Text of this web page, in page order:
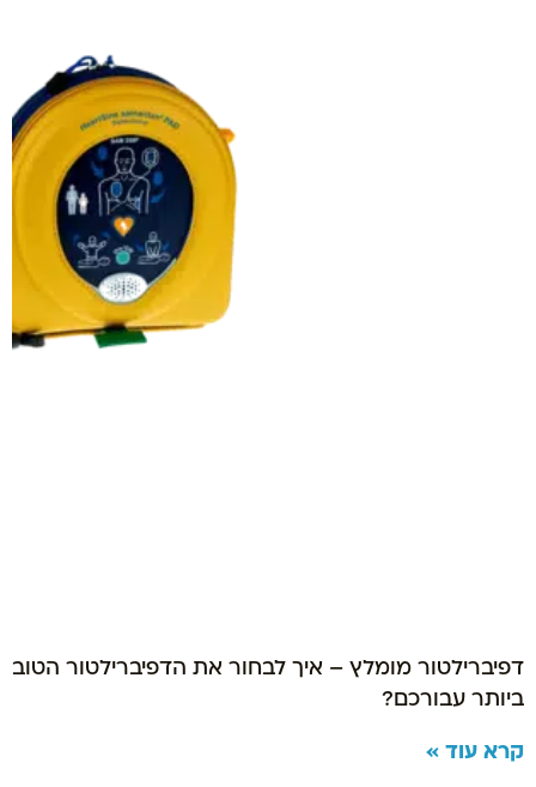
דפיברילטור מומלץ – איך לבחור את הדפיברילטור הטוב
ביותר עבורכם?
קרא עוד »